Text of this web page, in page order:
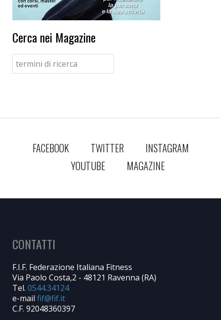
Cerca nei Magazine
FACEBOOK TWITTER
INSTAGRAM
YOUTUBE
MAGAZINE
CONTATTI
F.I.F. Federazione Italiana Fitness
Via Paolo Costa,2 - 48121 Ravenna (RA)
Tel. 0544.34124
e-mail
C.F. 92048360397